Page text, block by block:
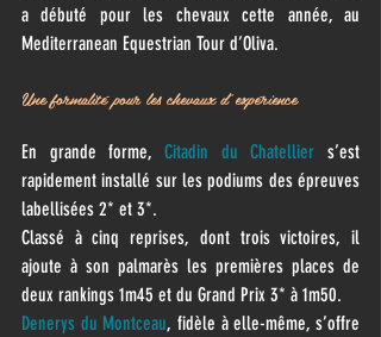
a débuté pour les chevaux cette année, au
Mediterranean Equestrian Tour d’Oliva.
Une formalité pour les chevaux d’expérience
En grande forme, Citadin du Chatellier s’est
rapidement installé sur les podiums des épreuves
labellisées 2* et 3*.
Classé à cinq reprises, dont trois victoires, il
ajoute à son palmarès les premières places de
deux rankings 1m45 et du Grand Prix 3* à 1m50.
Denerys du Montceau, fidèle à elle-même, s’offre